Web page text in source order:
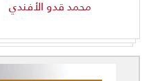
محمد قدو الأفندي